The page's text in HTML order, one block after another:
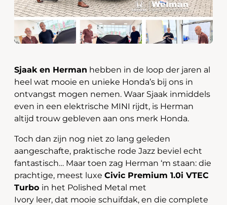
Sjaak en Herman hebben in de loop der jaren al
heel wat mooie en unieke Honda’s bij ons in
ontvangst mogen nemen. Waar Sjaak inmiddels
even in een elektrische MINI rijdt, is Herman
altijd trouw gebleven aan ons merk Honda.
Toch dan zijn nog niet zo lang geleden
aangeschafte, praktische rode Jazz beviel echt
fantastisch… Maar toen zag Herman ‘m staan: die
prachtige, meest luxe Civic Premium 1.0i VTEC
Turbo in het Polished Metal met
Ivory leer, dat mooie schuifdak, en die complete